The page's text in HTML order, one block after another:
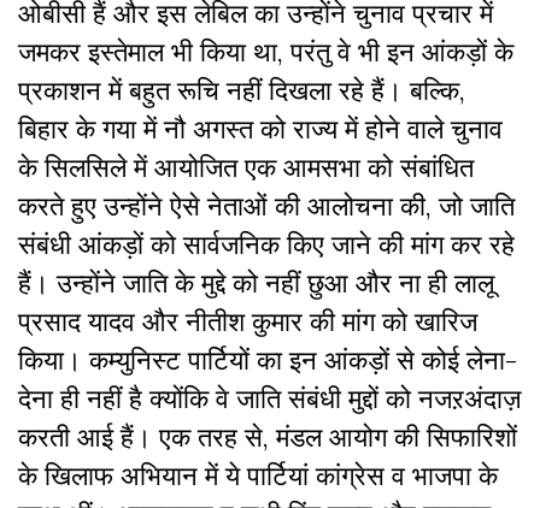
ओबीसी हैं और इस लेबिल का उन्होंने चुनाव प्रचार में
जमकर इस्तेमाल भी किया था, परंतु वे भी इन आंकड़ों के
प्रकाशन में बहुत रूचि नहीं दिखला रहे हैं। बल्कि,
बिहार के गया में नौ अगस्त को राज्य में होने वाले चुनाव
के सिलसिले में आयोजित एक आमसभा को संबांधित
करते हुए उन्होंने ऐसे नेताओं की आलोचना की, जो जाति
संबंधी आंकड़ों को सार्वजनिक किए जाने की मांग कर रहे
हैं। उन्होंने जाति के मुद्दे को नहीं छुआ और ना ही लालू
प्रसाद यादव और नीतीश कुमार की मांग को खारिज
किया। कम्युनिस्ट पार्टियों का इन आंकड़ों से कोई लेना-
देना ही नहीं है क्योंकि वे जाति संबंधी मुद्दों को नजऱअंदाज़
करती आई हैं। एक तरह से, मंडल आयोग की सिफारिशों
के खिलाफ अभियान में ये पार्टियां कांग्रेस व भाजपा के